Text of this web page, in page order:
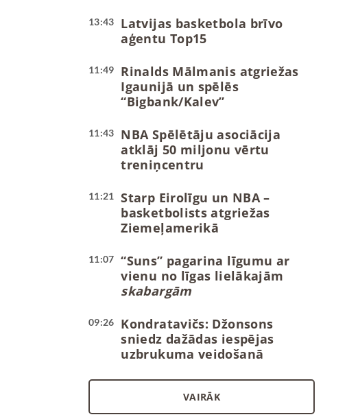
13:43
Latvijas basketbola brīvo
aģentu Top15
11:49
Rinalds Mālmanis atgriežas
Igaunijā un spēlēs
“Bigbank/Kalev”
11:43
NBA Spēlētāju asociācija
atklāj 50 miljonu vērtu
treniņcentru
11:21
Starp Eirolīgu un NBA –
basketbolists atgriežas
Ziemeļamerikā
11:07
“Suns” pagarina līgumu ar
vienu no līgas lielākajām
skabargām
09:26
Kondratavičs: Džonsons
sniedz dažādas iespējas
uzbrukuma veidošanā
VAIRĀK